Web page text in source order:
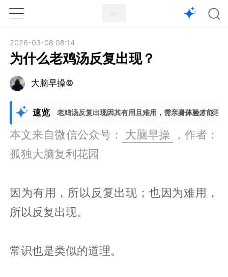
1X
2026-03-08 08:14
为什么老鸡汤反复出现？
大脑早操©
速览 老鸡汤反复出现因其有用且难用，需亲身体验才能理
展开更多
本文来自微信公众号： 大脑早操
，作者：
孤独大脑复利花园
因为有用，所以反复出现；也因为难用，
所以反复出现。
常识也是类似的道理。